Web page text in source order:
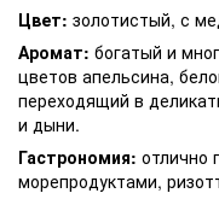
Цвет: золотистый, с
Аромат: богатый и
цветов апельсина,
переходящий в
и дыни.
Гастрономия: отлично
морепродуктами,